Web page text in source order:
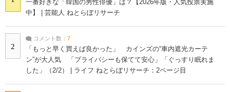
一番好きな「韓国の男性俳優」は？【2026年版・人気投票実施
中】 | 芸能人 ねとらぼリサーチ
2
コメント数： 7
「もっと早く買えば良かった」 カインズの“車内遮光カーテ
ン”が大人気 「プライバシーも保てて安心」「ぐっすり眠れま
した」（2/2） | ライフ ねとらぼリサーチ：2ページ目